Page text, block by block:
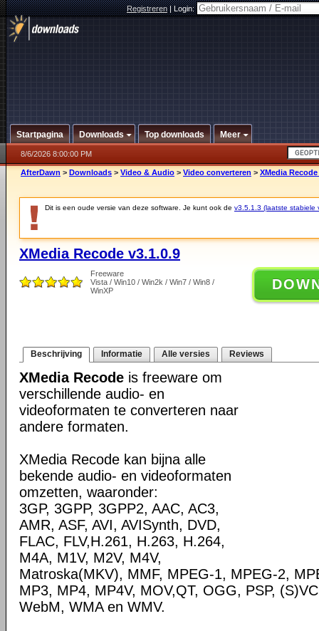
Registreren|Login:
Startpagina Downloads Top downloads Meer
8/6/2026 8:00:00 PM
AfterDawn > Downloads > Video & Audio > Video converteren > XMedia Recode
Dit is een oude versie van deze software. Je kunt ook de v3.5.1.3 (laatste stabiele
XMedia Recode v3.1.0.9
Freeware
Vista / Win10 / Win2k / Win7 / Win8 /
WinXP
Beschrijving Informatie Alle versies Reviews
XMedia Recode is freeware om
verschillende audio- en
videoformaten te converteren naar
andere formaten.
XMedia Recode kan bijna alle
bekende audio- en videoformaten
omzetten, waaronder:
3GP, 3GPP, 3GPP2, AAC, AC3,
AMR, ASF, AVI, AVISynth, DVD,
FLAC, FLV,H.261, H.263, H.264,
M4A, M1V, M2V, M4V,
Matroska(MKV), MMF, MPEG-1, MPEG-2,
MP3, MP4, MP4V, MOV,QT, OGG, PSP,
WebM, WMA en WMV.